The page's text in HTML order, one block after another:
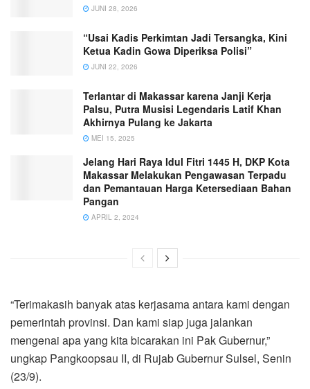
JUNI 28, 2026
“Usai Kadis Perkimtan Jadi Tersangka, Kini
Ketua Kadin Gowa Diperiksa Polisi”
JUNI 22, 2026
Terlantar di Makassar karena Janji Kerja
Palsu, Putra Musisi Legendaris Latif Khan
Akhirnya Pulang ke Jakarta
MEI 15, 2025
Jelang Hari Raya Idul Fitri 1445 H, DKP Kota
Makassar Melakukan Pengawasan Terpadu
dan Pemantauan Harga Ketersediaan Bahan
Pangan
APRIL 2, 2024
“Terimakasih banyak atas kerjasama antara kami dengan
pemerintah provinsi. Dan kami siap juga jalankan
mengenai apa yang kita bicarakan ini Pak Gubernur,”
ungkap Pangkoopsau II, di Rujab Gubernur Sulsel, Senin
(23/9).